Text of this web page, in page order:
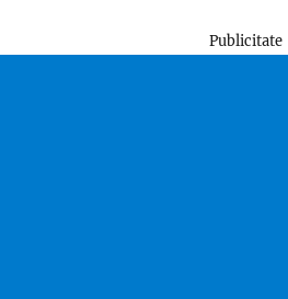
Publicitate